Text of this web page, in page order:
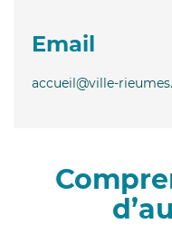
Email
accueil@ville-